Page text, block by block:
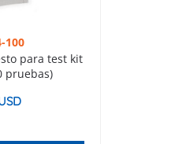
100
para test kit
pruebas)